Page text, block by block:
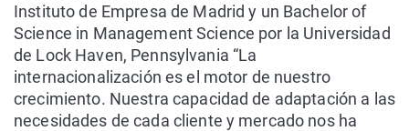
Instituto de Empresa de Madrid y un Bachelor of
Science in Management Science por la Universidad
de Lock Haven, Pennsylvania “La
internacionalización es el motor de nuestro
crecimiento. Nuestra capacidad de adaptación a las
necesidades de cada cliente y mercado nos ha